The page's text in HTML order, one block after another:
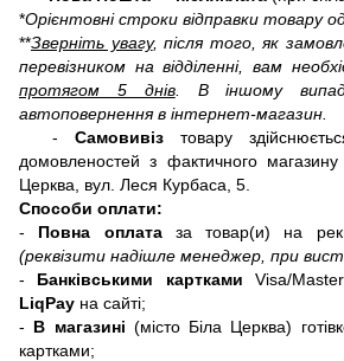
*Орієнтовні строки відправки товару
**Зверніть увагу, після того, як
перевізником на відділенні, вам
протягом 5 днів. В іншому
автоповернення в інтернет-магазин.
- Самовивіз товару
домовленостей з фактичного
Церква, вул. Леся Курбаса, 5.
Способи оплати:
- Повна оплатаза товар(и) на
(реквізити надішле менеджер, при
- Банківськими картками Visa/
LiqPay на сайті;
- В магазині (місто Біла Церква)
картками;